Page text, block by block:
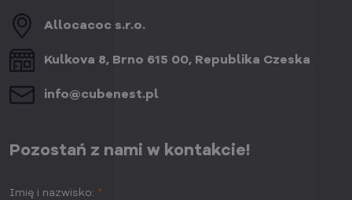
Allocacoc s​.r​.o​.
Kulkova 8, Brno 615 00, Republika Czeska
info​@cubenest​.pl
Pozostań z nami w kontakcie!
Imię i nazwisko: *